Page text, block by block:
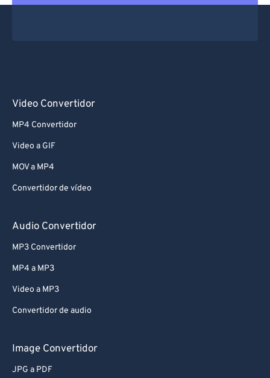
Video Convertidor
MP4 Convertidor
Video a GIF
MOV a MP4
Convertidor de vídeo
Audio Convertidor
MP3 Convertidor
MP4 a MP3
Video a MP3
Convertidor de audio
Image Convertidor
JPG a PDF